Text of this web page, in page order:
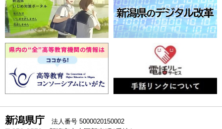
新潟県庁 法人番号 5000020150002